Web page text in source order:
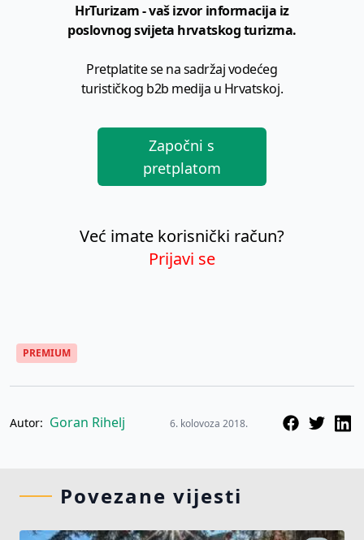
HrTurizam - vaš izvor informacija iz
poslovnog svijeta hrvatskog turizma.
Pretplatite se na sadržaj vodećeg
turističkog b2b medija u Hrvatskoj.
Započni s
pretplatom
Već imate korisnički račun?
Prijavi se
PREMIUM
Autor: Goran Rihelj 6. kolovoza 2018.
Povezane vijesti